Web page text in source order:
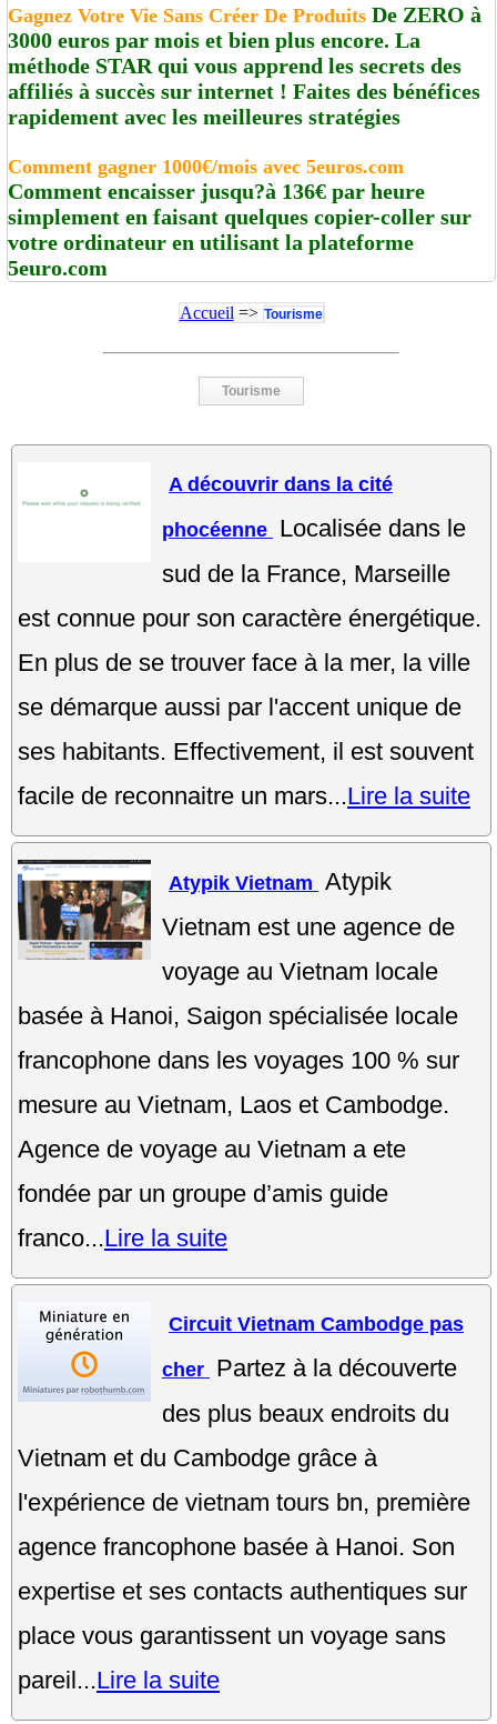
Gagnez Votre Vie Sans Créer De Produits De ZERO à
3000 euros par mois et bien plus encore. La
méthode STAR qui vous apprend les secrets des
affiliés à succès sur internet ! Faites des bénéfices
rapidement avec les meilleures stratégies
Comment gagner 1000€/mois avec 5euros.com
Comment encaisser jusqu?à 136€ par heure
simplement en faisant quelques copier-coller sur
votre ordinateur en utilisant la plateforme
5euro.com
Accueil => Tourisme
Tourisme
A découvrir dans la cité
phocéenne Localisée dans le
sud de la France, Marseille
est connue pour son caractère énergétique.
En plus de se trouver face à la mer, la ville
se démarque aussi par l'accent unique de
ses habitants. Effectivement, il est souvent
facile de reconnaitre un mars...Lire la suite
Atypik Vietnam Atypik
Vietnam est une agence de
voyage au Vietnam locale
basée à Hanoi, Saigon spécialisée locale
francophone dans les voyages 100 % sur
mesure au Vietnam, Laos et Cambodge.
Agence de voyage au Vietnam a ete
fondée par un groupe d’amis guide
franco...Lire la suite
Circuit Vietnam Cambodge pas
cher Partez à la découverte
des plus beaux endroits du
Vietnam et du Cambodge grâce à
l'expérience de vietnam tours bn, première
agence francophone basée à Hanoi. Son
expertise et ses contacts authentiques sur
place vous garantissent un voyage sans
pareil...Lire la suite